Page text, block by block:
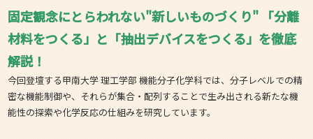
固定観念にとらわれない"新しいものづくり" 「分離
材料をつくる」と「抽出デバイスをつくる」を徹底
解説！
今回登壇する甲南大学 理工学部 機能分子化学科では、分子レベルでの精
密な機能制御や、それらが集合・配列することで生み出される新たな機
能性の探索や化学反応の仕組みを研究しています。